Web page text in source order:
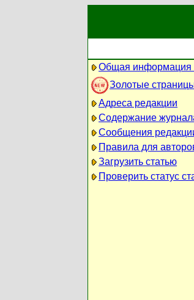
Общая информация
Золотые
Адреса редакции
Содержание
Сообщения
Правила для
Загрузить статью
Проверить статус